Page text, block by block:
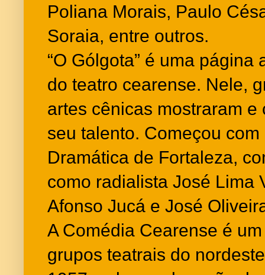
Poliana Morais, Paulo
Soraia, entre outros.
“O Gólgota” é uma
do teatro cearense. Nele,
artes cênicas mostraram
seu talento. Começou
Dramática de Fortaleza,
como radialista José Lima
Afonso Jucá e José
A Comédia Cearense é
grupos teatrais do